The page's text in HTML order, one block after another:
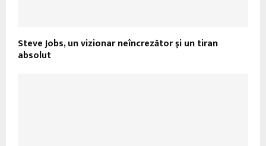
Steve Jobs, un vizionar neîncrezător şi un tiran
absolut